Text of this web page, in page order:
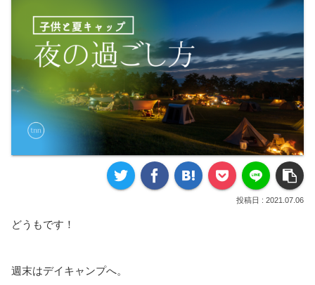
2021.07.06
どうもです！
週末はデイキャンプへ。